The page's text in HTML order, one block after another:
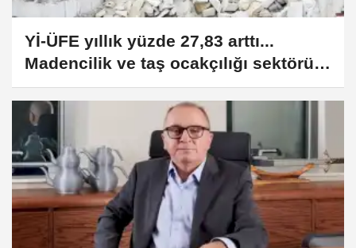
Yİ-ÜFE yıllık yüzde 27,83 arttı...
Madencilik ve taş ocakçılığı sektörü
zirvede